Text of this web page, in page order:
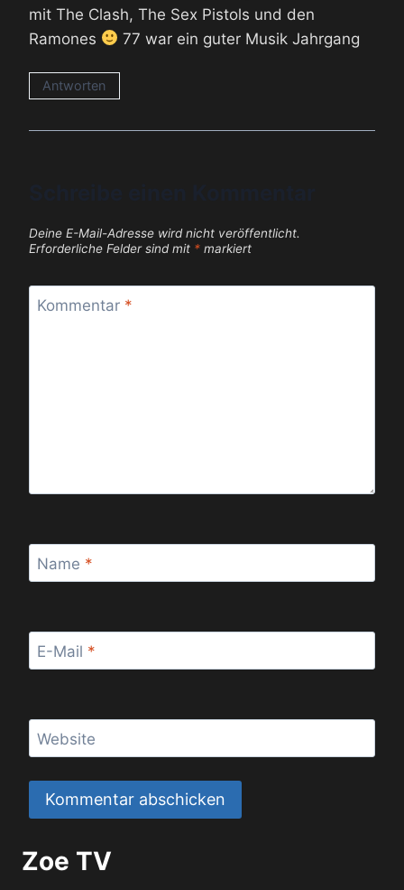
mit The Clash, The Sex Pistols und den
Ramones
77 war ein guter Musik Jahrgang
Antworten
Deine E-Mail-Adresse wird nicht veröffentlicht.
Erforderliche Felder sind mit * markiert
Kommentar *
Name *
E-Mail *
Website
Zoe TV